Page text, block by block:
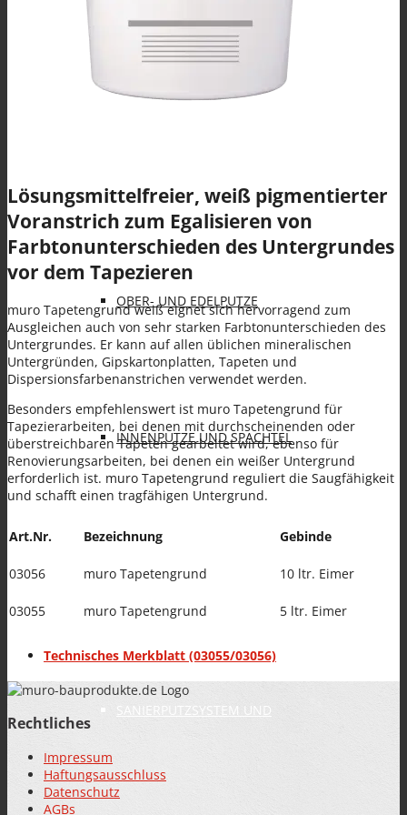
Spezialanwendungen
OBER- UND EDELPUTZE
INNENPUTZE UND SPACHTEL
FARBEN
SANIERPUTZSYSTEM UND
Lösungsmittelfreier, weiß pigmentierter
Voranstrich zum Egalisieren von
Farbtonunterschieden des Untergrundes
vor dem Tapezieren
muro Tapetengrund weiß eignet sich hervorragend zum
Ausgleichen auch von sehr starken Farbtonunterschieden des
Untergrundes. Er kann auf allen üblichen mineralischen
Untergründen, Gipskartonplatten, Tapeten und
Dispersionsfarbenanstrichen verwendet werden.
Besonders empfehlenswert ist muro Tapetengrund für
Tapezierarbeiten, bei denen mit durchscheinenden oder
überstreichbaren Tapeten gearbeitet wird, ebenso für
Renovierungsarbeiten, bei denen ein weißer Untergrund
erforderlich ist. muro Tapetengrund reguliert die Saugfähigkeit
und schafft einen tragfähigen Untergrund.
Art.Nr. Bezeichnung Gebinde
03056 muro Tapetengrund 10 ltr. Eimer
03055 muro Tapetengrund 5 ltr. Eimer
Technisches Merkblatt (03055/03056)
Rechtliches
Impressum
Haftungsausschluss
Datenschutz
AGBs